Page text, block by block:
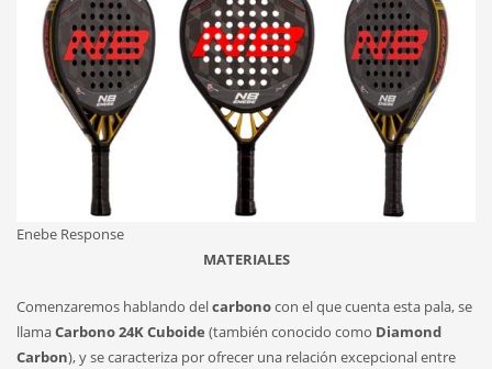
Enebe Response
MATERIALES
Comenzaremos hablando delcarbonocon el que cuenta esta pala, se
llamaCarbono 24K Cuboide (también conocido como Diamond
Carbon), y se caracteriza por ofrecer una relación excepcional entre